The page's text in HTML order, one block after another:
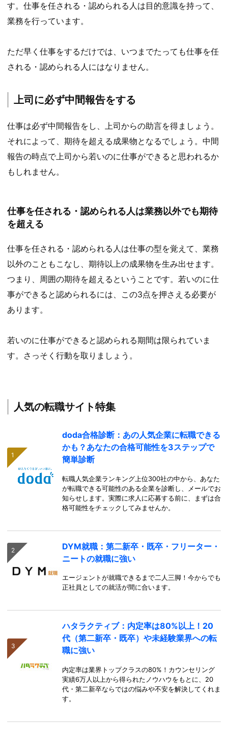
す。仕事を任される・認められる人は目的意識を持って、
業務を行っています。
ただ早く仕事をするだけでは、いつまでたっても仕事を任
される・認められる人にはなりません。
上司に必ず中間報告をする
仕事は必ず中間報告をし、上司からの助言を得ましょう。
それによって、期待を超える成果物となるでしょう。中間
報告の時点で上司から若いのに仕事ができると思われるか
もしれません。
仕事を任される・認められる人は業務以外でも期待
を超える
仕事を任される・認められる人は仕事の型を覚えて、業務
以外のこともこなし、期待以上の成果物を生み出せます。
つまり、周囲の期待を超えるということです。若いのに仕
事ができると認められるには、この3点を押さえる必要が
あります。
若いのに仕事ができると認められる期間は限られていま
す。さっそく行動を取りましょう。
人気の転職サイト特集
doda合格診断：あの人気企業に転職できる
かも？あなたの合格可能性を3ステップで
簡単診断
転職人気企業ランキング上位300社の中から、あなた
が転職できる可能性のある企業を診断し、メールでお
知らせします。実際に求人に応募する前に、まずは合
格可能性をチェックしてみませんか。
DYM就職：第二新卒・既卒・フリーター・
ニートの就職に強い
エージェントが就職できるまで二人三脚！今からでも
正社員としての就活が間に合います。
ハタラクティブ：内定率は80%以上！20
代（第二新卒・既卒）や未経験業界への転
職に強い
内定率は業界トップクラスの80%！カウンセリング
実績6万人以上から得られたノウハウをもとに、20
代・第二新卒ならではの悩みや不安を解決してくれま
す。